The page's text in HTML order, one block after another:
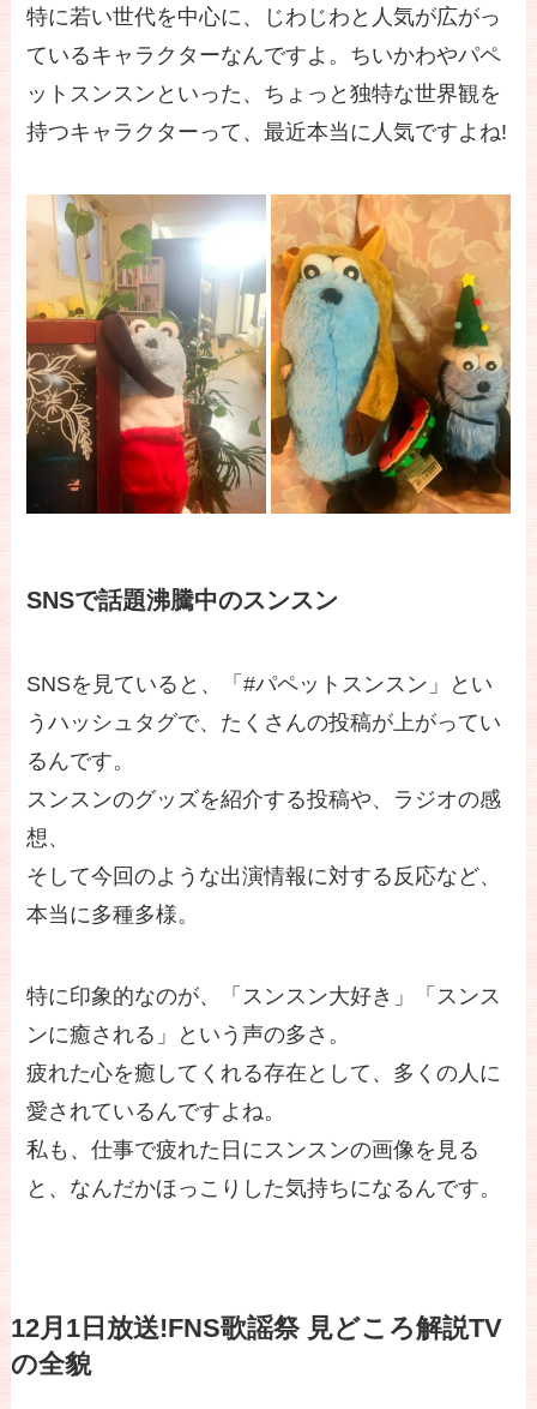
特に若い世代を中心に、じわじわと人気が広がっ
ているキャラクターなんですよ。ちいかわやパペ
ットスンスンといった、ちょっと独特な世界観を
持つキャラクターって、最近本当に人気ですよね!
SNSで話題沸騰中のスンスン
SNSを見ていると、「#パペットスンスン」とい
うハッシュタグで、たくさんの投稿が上がってい
るんです。
スンスンのグッズを紹介する投稿や、ラジオの感
想、
そして今回のような出演情報に対する反応など、
本当に多種多様。
特に印象的なのが、「スンスン大好き」「スンス
ンに癒される」という声の多さ。
疲れた心を癒してくれる存在として、多くの人に
愛されているんですよね。
私も、仕事で疲れた日にスンスンの画像を見る
と、なんだかほっこりした気持ちになるんです。
12月1日放送!FNS歌謡祭 見どころ解説TV
の全貌